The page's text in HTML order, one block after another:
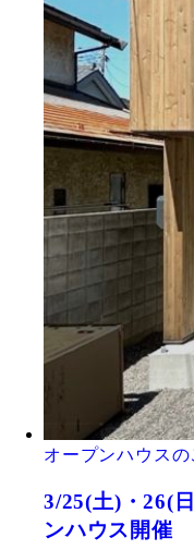
オープンハウスの
3/25(土)・26(
ンハウス開催